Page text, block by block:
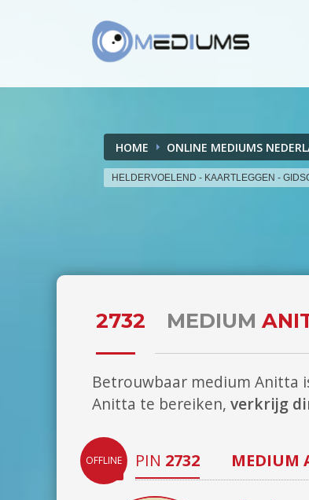
HOME ONLINE MEDIUMS
HELDERVOELEND - KAARTLEGGEN -
2732 MEDIUM
Betrouwbaar medium Anitta
Anitta te bereiken, verkrijg
OFFLINE PIN 2732 MEDIUM